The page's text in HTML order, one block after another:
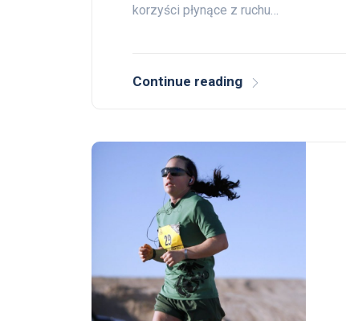
korzyści płynące z ruchu…
Continue reading